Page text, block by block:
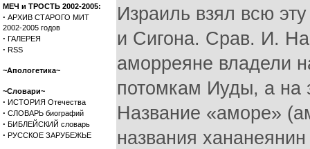
МЕЧ и ТРОСТЬ 2002-2005:
· АРХИВ СТАРОГО МИТ
2002-2005 годов
· ГАЛЕРЕЯ
· RSS
~Апологетика~
~Словари~
· ИСТОРИЯ Отечества
· СЛОВАРЬ биографий
· БИБЛЕЙСКИЙ словарь
· РУССКОЕ ЗАРУБЕЖЬЕ
Израиль взял всю
и Сигона. Срав. И.
аморреяне владели
потомкам Иуды, а на
Название «аморе»
названия